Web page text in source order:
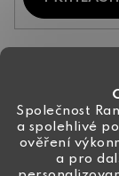
Společnost
a spolehlivé
ověření
a pro
info@
+420